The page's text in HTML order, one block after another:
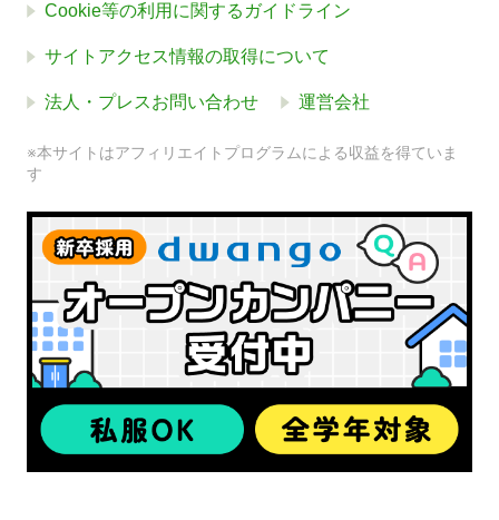
Cookie等の利用に関するガイドライン
サイトアクセス情報の取得について
法人・プレスお問い合わせ 運営会社
※本サイトはアフィリエイトプログラムによる収益を得ていま
す